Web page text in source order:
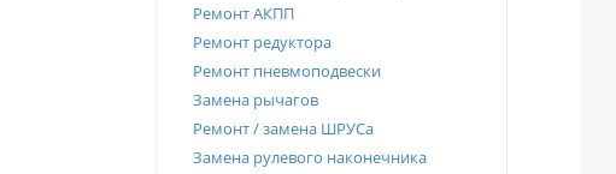
Ремонт АКПП
Ремонт редуктора
Ремонт пневмоподвески
Замена рычагов
Ремонт / замена ШРУСа
Замена рулевого наконечника